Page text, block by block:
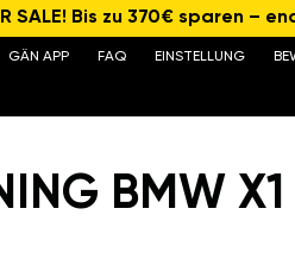
SALE! Bis zu 370€ sparen –
GÄN APP FAQ EINSTELLUNG
BMW